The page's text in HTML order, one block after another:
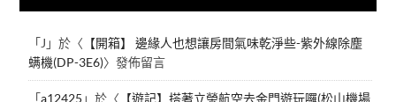
「J 」於〈 【開箱】 邊緣人也想讓房間氣味乾淨些-紫外線除塵
螨機(DP-3E6)〉發佈留言
「a12425 」於〈 【遊記】搭著立榮航空去金門遊玩囉(松山機場